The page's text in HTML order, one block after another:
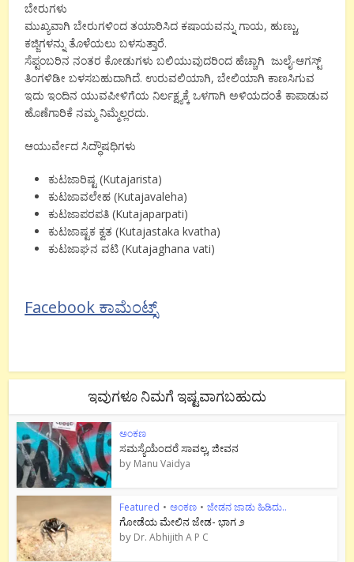
ಬೇರುಗಳು
ಮುಖ್ಯವಾಗಿ ಬೇರುಗಳಿ೦ದ ತಯಾರಿಸಿದ ಕಷಾಯವನ್ನು ಗಾಯ, ಹುಣ್ಣು,
ಕಜ್ಜಿಗಳನ್ನು ತೊಳೆಯಲು ಬಳಸುತ್ತಾರೆ.
ಸೆಪ್ಟಂಬರಿನ ನಂತರ ಕೋಡುಗಳು ಬಲಿಯುವುದರಿಂದ ಹೆಚ್ಚಾಗಿ ಜುಲೈ-ಆಗಸ್ಟ್
ತಿಂಗಳಿಡೀ ಬಳಸಬಹುದಾಗಿದೆ. ಉರುವಲಿಯಾಗಿ, ಬೇಲಿಯಾಗಿ ಕಾಣಸಿಗುವ
ಇದು ಇಂದಿನ ಯುವಪೀಳಿಗೆಯ ನಿರ್ಲಕ್ಷ್ಯಕ್ಕೆ ಒಳಗಾಗಿ ಅಳಿಯದಂತೆ ಕಾಪಾಡುವ
ಹೊಣೆಗಾರಿಕೆ ನಮ್ಮ ನಿಮ್ಮೆಲ್ಲರದು.
ಆಯುರ್ವೇದ ಸಿದ್ಧೌಷಧಿಗಳು
ಕುಟಜಾರಿಷ್ಟ (Kutajarista)
ಕುಟಜಾವಲೇಹ (Kutajavaleha)
ಕುಟಜಾಪರಪತಿ (Kutajaparpati)
ಕುಟಜಾಷ್ಟಕ ಕ್ವತ (Kutajastaka kvatha)
ಕುಟಜಾಘನ ವಟಿ (Kutajaghana vati)
Facebook ಕಾಮೆಂಟ್ಸ್
ಇವುಗಳೂ ನಿಮಗೆ ಇಷ್ಟವಾಗಬಹುದು
ಅಂಕಣ
ಸಮಸ್ಯೆಯೆಂದರೆ ಸಾವಲ್ಲ, ಜೀವನ
by Manu Vaidya
Featured • ಅಂಕಣ • ಜೇಡನ ಜಾಡು ಹಿಡಿದು..
ಗೋಡೆಯ ಮೇಲಿನ ಜೇಡ- ಭಾಗ ೨
by Dr. Abhijith A P C